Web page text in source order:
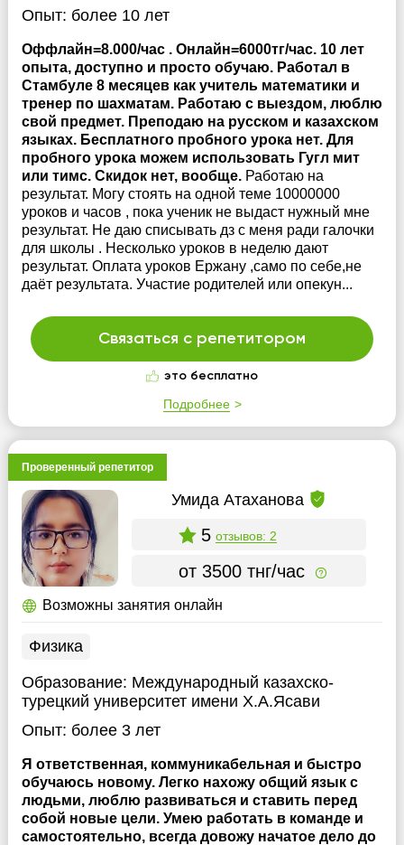
Опыт: более 10 лет
Оффлайн=8.000/час . Онлайн=6000тг/час. 10 лет
опыта, доступно и просто обучаю. Работал в
Стамбуле 8 месяцев как учитель математики и
тренер по шахматам. Работаю с выездом, люблю
свой предмет. Преподаю на русском и казахском
языках. Бесплатного пробного урока нет. Для
пробного урока можем использовать Гугл мит
или тимс. Скидок нет, вообще. Работаю на
результат. Могу стоять на одной теме 10000000
уроков и часов , пока ученик не выдаст нужный мне
результат. Не даю списывать дз с меня ради галочки
для школы . Несколько уроков в неделю дают
результат. Оплата уроков Ержану ,само по себе,не
даёт результата. Участие родителей или опекун...
Связаться с репетитором
это бесплатно
Подробнее
Проверенный репетитор
Умида Атаханова
5 отзывов: 2
от 3500 тнг/час
Возможны занятия онлайн
Физика
Образование: Международный казахско-
турецкий университет имени Х.А.Ясави
Опыт: более 3 лет
Я ответственная, коммуникабельная и быстро
обучаюсь новому. Легко нахожу общий язык с
людьми, люблю развиваться и ставить перед
собой новые цели. Умею работать в команде и
самостоятельно, всегда довожу начатое дело до